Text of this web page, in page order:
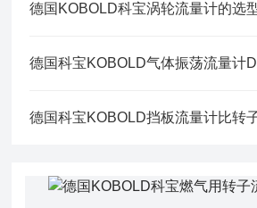
德国KOBOLD科宝涡轮流量计的选